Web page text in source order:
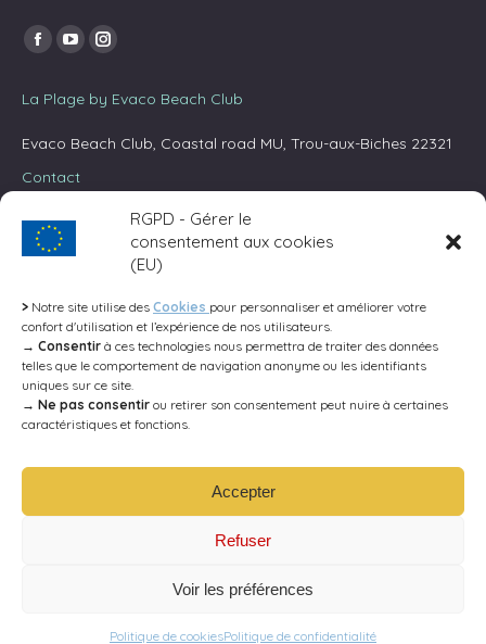
RGPD - Gérer le
consentement aux cookies
(EU)
> Notre site utilise des Cookies pour personnaliser et améliorer votre
confort d'utilisation et l’expérience de nos utilisateurs.
→ Consentir à ces technologies nous permettra de traiter des données
telles que le comportement de navigation anonyme ou les identifiants
uniques sur ce site.
→ Ne pas consentir ou retirer son consentement peut nuire à certaines
caractéristiques et fonctions.
Accepter
Refuser
Voir les préférences
Politique de cookiesPolitique de confidentialité
Trouvez nous sur :
La
Facebook
s'ouvre
une
nouvelle
fenêtre
La
YouTube
s'ouvre
une
nouvelle
La
Instagram
s'ouvre
une
nouvelle
fenêtre
La Plage by Evaco Beach Club
Evaco Beach Club, Coastal road MU, Trou-aux-Biches 22321
Contact
Trouvez nous sur :
La
Facebook
s'ouvre
dans
une
nouvelle
La
Instagram
s'ouvre
dans
nouvelle
Site
Web
s'ouvre
dans
une
Recherche rapide…
Recherche
:
Domaine des Alysés
©2025. All rights reserved.